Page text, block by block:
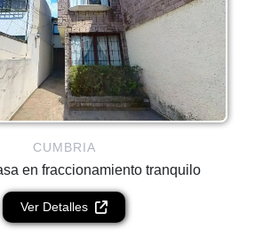
CUMBRIA
en fraccionamiento tranquilo
Ver Detalles